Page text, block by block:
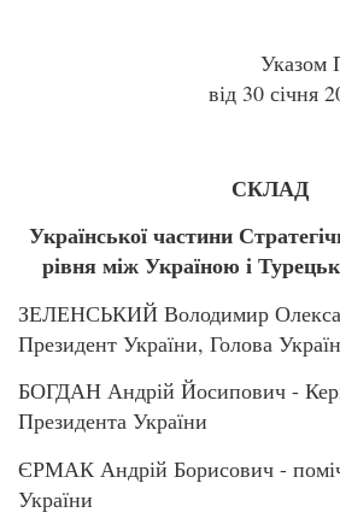
Указом
від 30 січня
СКЛАД
Української частини
рівня між Україною і
ЗЕЛЕНСЬКИЙ Володимир
Президент України, Голова
БОГДАН Андрій Йосипович -
Президента України
ЄРМАК Андрій Борисович -
України